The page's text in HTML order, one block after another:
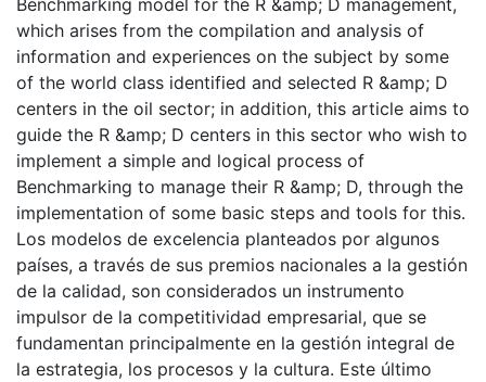
Benchmarking model for the R &amp; D management,
which arises from the compilation and analysis of
information and experiences on the subject by some
of the world class identified and selected R &amp; D
centers in the oil sector; in addition, this article aims to
guide the R &amp; D centers in this sector who wish to
implement a simple and logical process of
Benchmarking to manage their R &amp; D, through the
implementation of some basic steps and tools for this.
Los modelos de excelencia planteados por algunos
países, a través de sus premios nacionales a la gestión
de la calidad, son considerados un instrumento
impulsor de la competitividad empresarial, que se
fundamentan principalmente en la gestión integral de
la estrategia, los procesos y la cultura. Este último